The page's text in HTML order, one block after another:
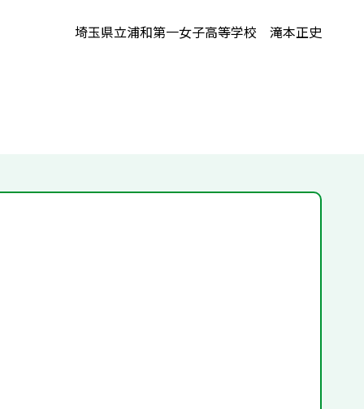
埼玉県立浦和第一女子高等学校 滝本正史